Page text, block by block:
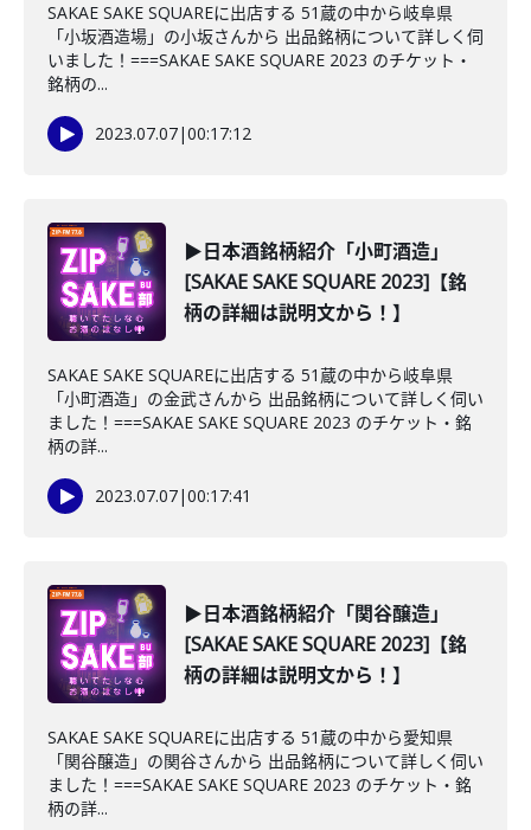
SAKAE SAKE SQUAREに出店する 51蔵の中から岐阜県
「小坂酒造場」の小坂さんから 出品銘柄について詳しく伺
いました！===SAKAE SAKE SQUARE 2023 のチケット・
銘柄の...
2023.07.07|00:17:12
▶日本酒銘柄紹介「小町酒造」
[SAKAE SAKE SQUARE 2023]【銘
柄の詳細は説明文から！】
SAKAE SAKE SQUAREに出店する 51蔵の中から岐阜県
「小町酒造」の金武さんから 出品銘柄について詳しく伺い
ました！===SAKAE SAKE SQUARE 2023 のチケット・銘
柄の詳...
2023.07.07|00:17:41
▶日本酒銘柄紹介「関谷醸造」
[SAKAE SAKE SQUARE 2023]【銘
柄の詳細は説明文から！】
SAKAE SAKE SQUAREに出店する 51蔵の中から愛知県
「関谷醸造」の関谷さんから 出品銘柄について詳しく伺い
ました！===SAKAE SAKE SQUARE 2023 のチケット・銘
柄の詳...